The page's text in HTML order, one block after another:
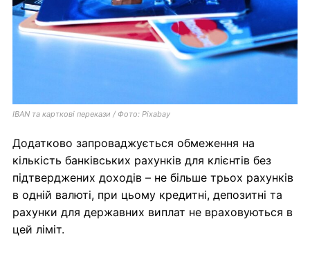
IBAN та карткові перекази / Фото: Pixabay
Додатково запроваджується обмеження на
кількість банківських рахунків для клієнтів без
підтверджених доходів – не більше трьох рахунків
в одній валюті, при цьому кредитні, депозитні та
рахунки для державних виплат не враховуються в
цей ліміт.